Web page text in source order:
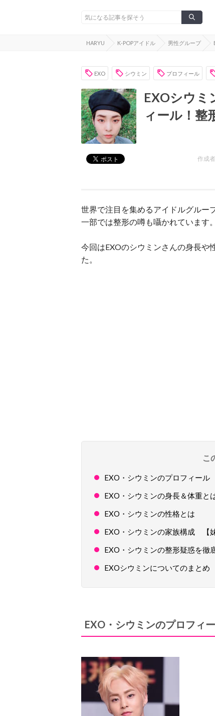
HARYU K-POPアイドル 男性グループ
EXO シウミン プロフィール
EXOシウミ
ィール！整
作成
世界で注目を集めるアイドルグルー
一部では整形の噂も囁かれています。
今回はEXOのシウミンさんの身長や
た。
こ
EXO・シウミンのプロフィール
EXO・シウミンの身長＆体重と
EXO・シウミンの性格とは
EXO・シウミンの家族構成 【
EXO・シウミンの整形疑惑を徹
EXOシウミンについてのまとめ
EXO・シウミンのプロフィ